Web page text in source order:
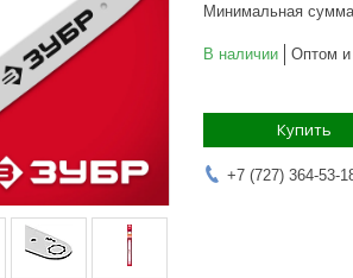
Минимальная
В наличии Оптом и
Купить
+7 (727) 364-53-